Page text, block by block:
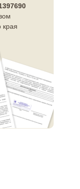
края